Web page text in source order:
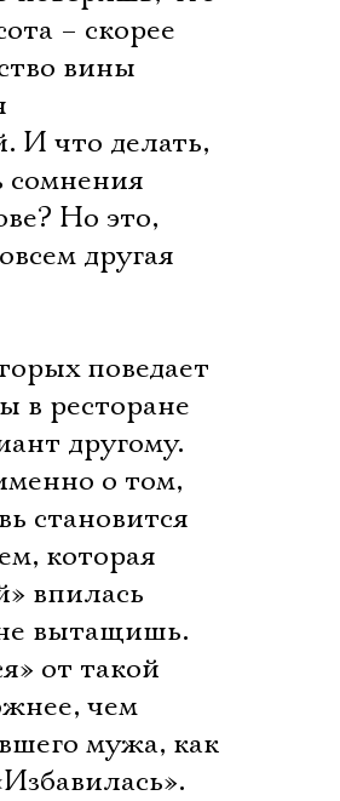
– скорее
вины
И что делать,
сомнения
Но это,
другая
поведает
в ресторане
другому.
о том,
становится
которая
впилась
вытащишь.
от такой
чем
мужа, как
Электропочта